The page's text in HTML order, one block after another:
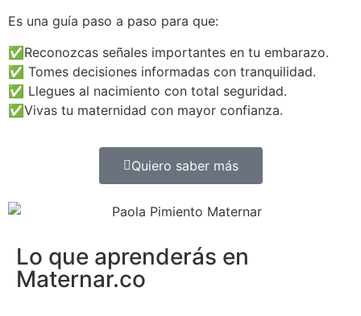
Es una guía paso a paso para que:
✅Reconozcas señales importantes en tu embarazo.
✅ Tomes decisiones informadas con tranquilidad.
✅ Llegues al nacimiento con total seguridad.
✅Vivas tu maternidad con mayor confianza.
Quiero saber más
Lo que aprenderás en
Maternar.co